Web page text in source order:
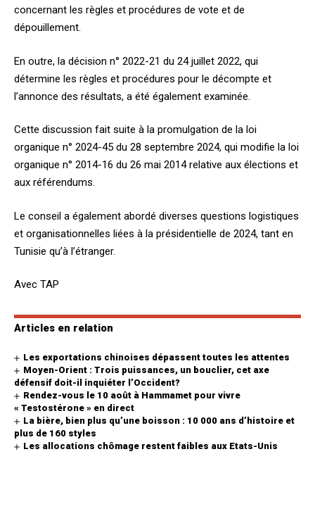
concernant les règles et procédures de vote et de
dépouillement.
En outre, la décision n° 2022-21 du 24 juillet 2022, qui
détermine les règles et procédures pour le décompte et
l’annonce des résultats, a été également examinée.
Cette discussion fait suite à la promulgation de la loi
organique n° 2024-45 du 28 septembre 2024, qui modifie la loi
organique n° 2014-16 du 26 mai 2014 relative aux élections et
aux référendums.
Le conseil a également abordé diverses questions logistiques
et organisationnelles liées à la présidentielle de 2024, tant en
Tunisie qu’à l’étranger.
Avec TAP
Articles en relation
Les exportations chinoises dépassent toutes les attentes
Moyen-Orient : Trois puissances, un bouclier, cet axe
défensif doit-il inquiéter l’Occident?
Rendez-vous le 10 août à Hammamet pour vivre
« Testostérone » en direct
La bière, bien plus qu’une boisson : 10 000 ans d’histoire et
plus de 160 styles
Les allocations chômage restent faibles aux Etats-Unis